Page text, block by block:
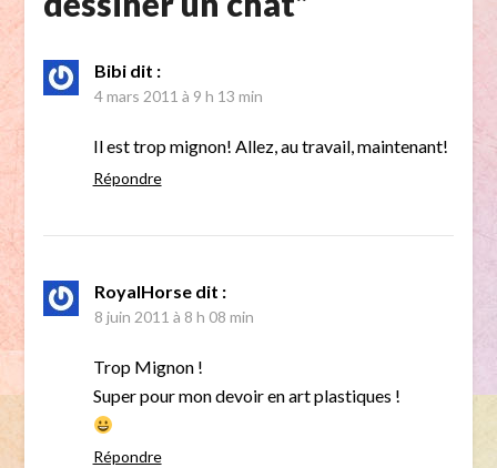
Bibi dit :
4 mars 2011 à 9 h 13 min
Il est trop mignon! Allez, au travail, maintenant!
Répondre
RoyalHorse dit :
8 juin 2011 à 8 h 08 min
Trop Mignon !
Super pour mon devoir en art plastiques !
Répondre